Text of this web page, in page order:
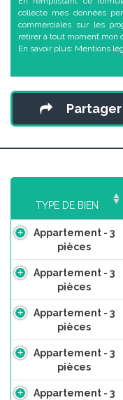
collecte mes données
commerciales sur les
retirer à tout moment mon
En savoir plus: Mentions
Partager
TYPE DE BIEN
Appartement - 3
pièces
Appartement - 3
pièces
Appartement - 3
pièces
Appartement - 3
pièces
Appartement - 3